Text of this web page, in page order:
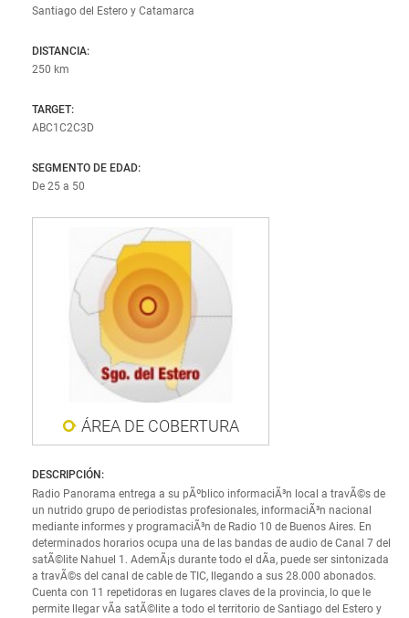
Santa Cruz
Tierra del Fuego
Santiago del Estero y Catamarca
DISTANCIA:
250 km
TARGET:
ABC1C2C3D
SEGMENTO DE EDAD:
De 25 a 50
ÁREA DE COBERTURA
DESCRIPCIÓN:
Radio Panorama entrega a su pÃºblico informaciÃ³n local a travÃ©s de
un nutrido grupo de periodistas profesionales, informaciÃ³n nacional
mediante informes y programaciÃ³n de Radio 10 de Buenos Aires. En
determinados horarios ocupa una de las bandas de audio de Canal 7 del
satÃ©lite Nahuel 1. AdemÃ¡s durante todo el dÃ­a, puede ser sintonizada
a travÃ©s del canal de cable de TIC, llegando a sus 28.000 abonados.
Cuenta con 11 repetidoras en lugares claves de la provincia, lo que le
permite llegar vÃ­a satÃ©lite a todo el territorio de Santiago del Estero y